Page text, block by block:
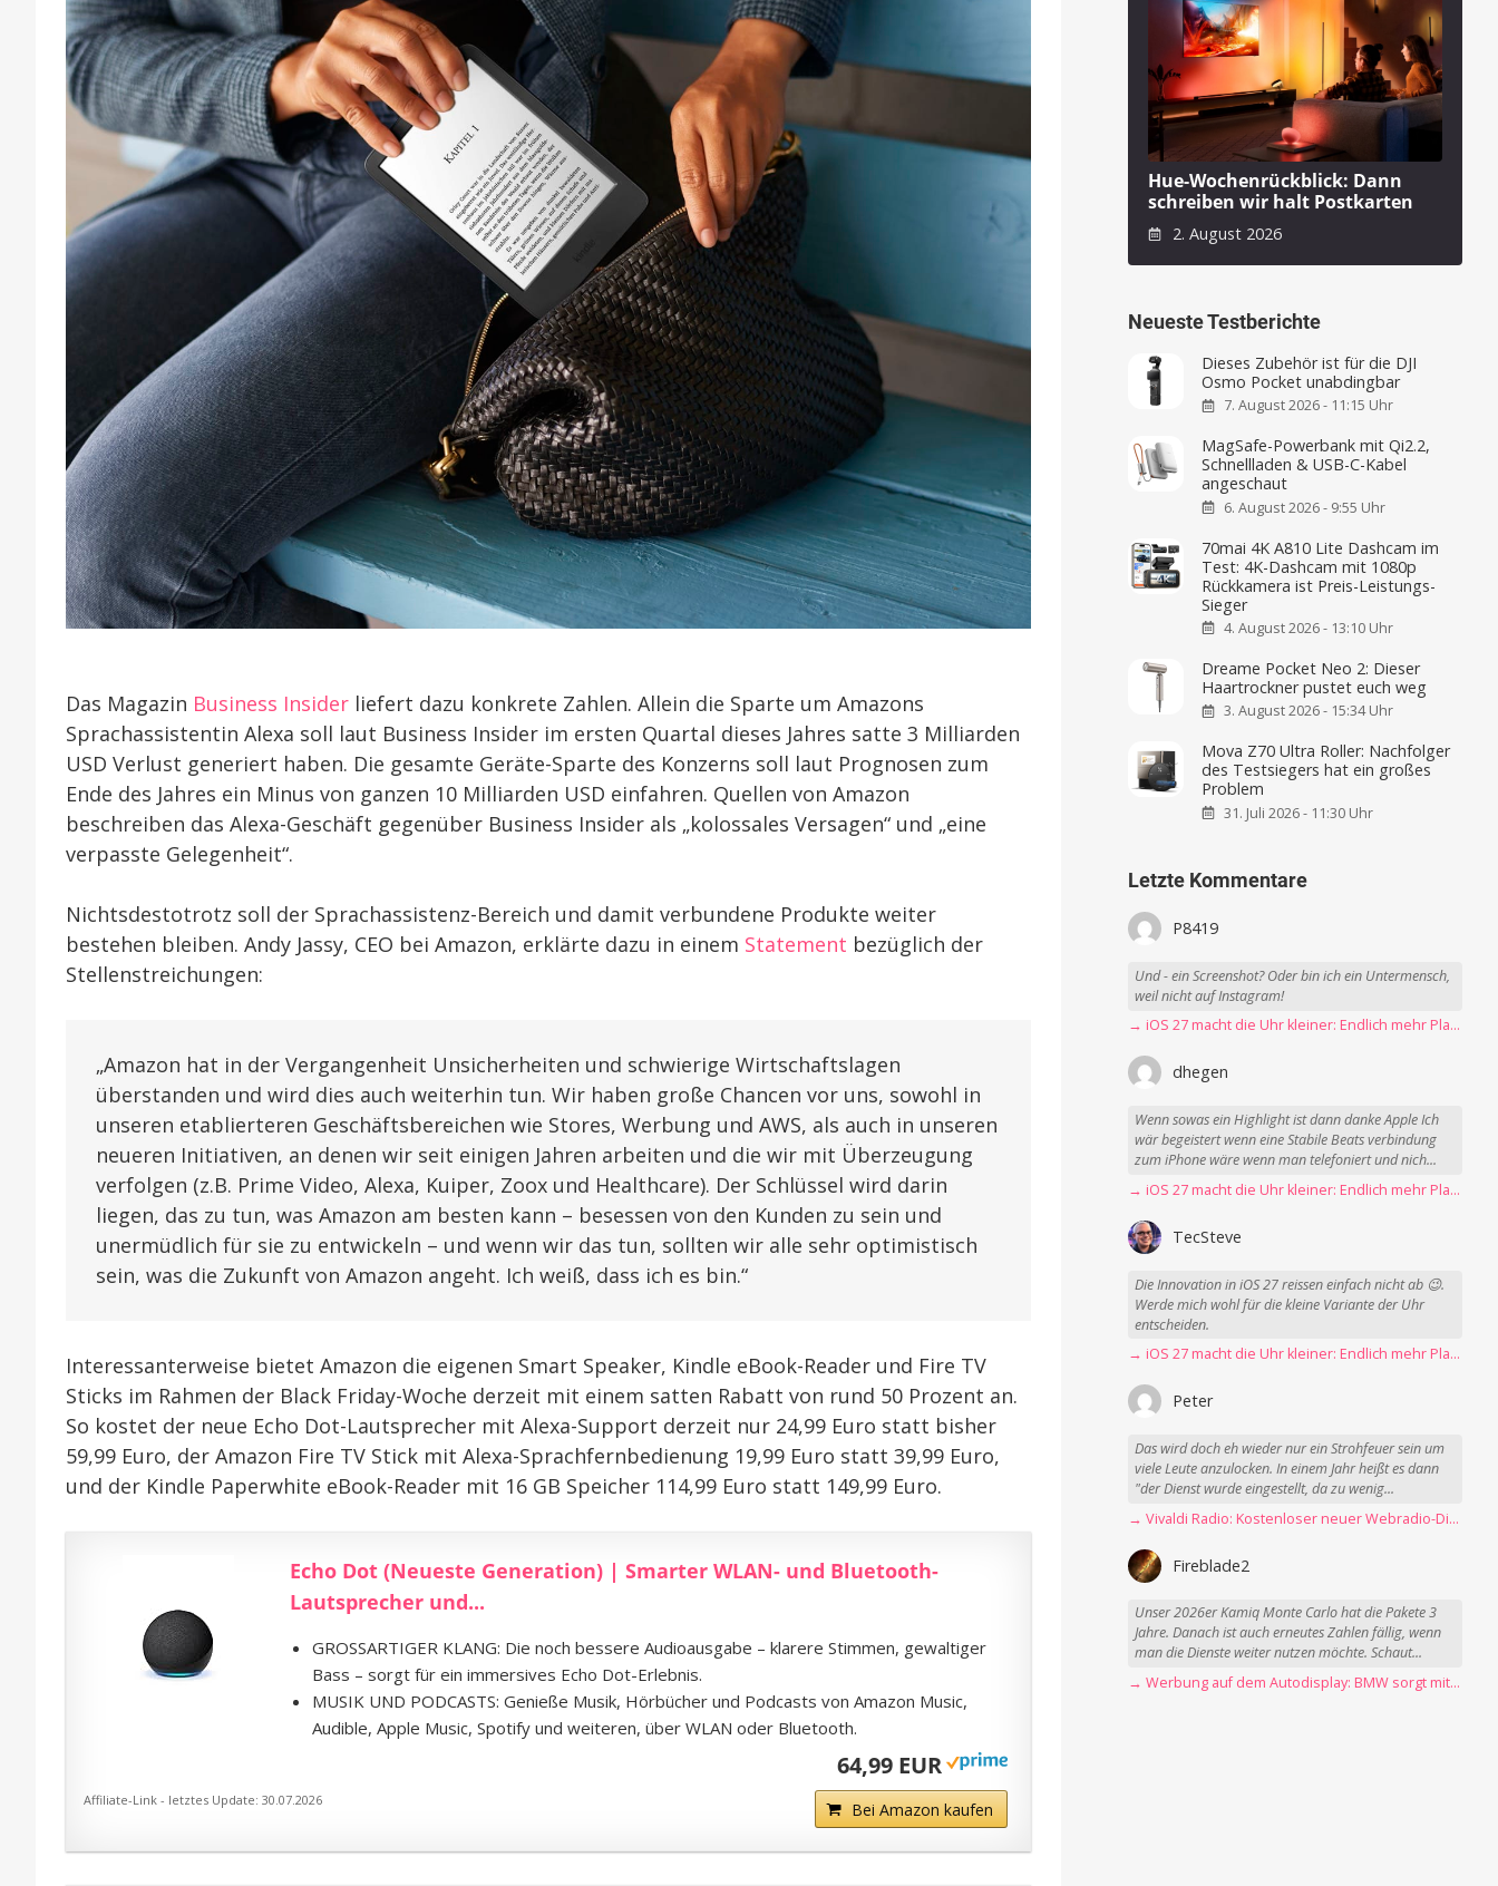
Das Magazin Business Insider liefert dazu konkrete Zahlen. Allein die Sparte um Amazons
Sprachassistentin Alexa soll laut Business Insider im ersten Quartal dieses Jahres satte 3 Milliarden
USD Verlust generiert haben. Die gesamte Geräte-Sparte des Konzerns soll laut Prognosen zum
Ende des Jahres ein Minus von ganzen 10 Milliarden USD einfahren. Quellen von Amazon
beschreiben das Alexa-Geschäft gegenüber Business Insider als „kolossales Versagen“ und „eine
verpasste Gelegenheit“.
Nichtsdestotrotz soll der Sprachassistenz-Bereich und damit verbundene Produkte weiter
bestehen bleiben. Andy Jassy, CEO bei Amazon, erklärte dazu in einem Statement bezüglich der
Stellenstreichungen:
„Amazon hat in der Vergangenheit Unsicherheiten und schwierige Wirtschaftslagen
überstanden und wird dies auch weiterhin tun. Wir haben große Chancen vor uns, sowohl in
unseren etablierteren Geschäftsbereichen wie Stores, Werbung und AWS, als auch in unseren
neueren Initiativen, an denen wir seit einigen Jahren arbeiten und die wir mit Überzeugung
verfolgen (z.B. Prime Video, Alexa, Kuiper, Zoox und Healthcare). Der Schlüssel wird darin
liegen, das zu tun, was Amazon am besten kann – besessen von den Kunden zu sein und
unermüdlich für sie zu entwickeln – und wenn wir das tun, sollten wir alle sehr optimistisch
sein, was die Zukunft von Amazon angeht. Ich weiß, dass ich es bin.“
Interessanterweise bietet Amazon die eigenen Smart Speaker, Kindle eBook-Reader und Fire TV
Sticks im Rahmen der Black Friday-Woche derzeit mit einem satten Rabatt von rund 50 Prozent an.
So kostet der neue Echo Dot-Lautsprecher mit Alexa-Support derzeit nur 24,99 Euro statt bisher
59,99 Euro, der Amazon Fire TV Stick mit Alexa-Sprachfernbedienung 19,99 Euro statt 39,99 Euro,
und der Kindle Paperwhite eBook-Reader mit 16 GB Speicher 114,99 Euro statt 149,99 Euro.
Echo Dot (Neueste Generation) | Smarter WLAN- und Bluetooth-
Lautsprecher und...
GROSSARTIGER KLANG: Die noch bessere Audioausgabe – klarere Stimmen, gewaltiger
Bass – sorgt für ein immersives Echo Dot-Erlebnis.
MUSIK UND PODCASTS: Genieße Musik, Hörbücher und Podcasts von Amazon Music,
Audible, Apple Music, Spotify und weiteren, über WLAN oder Bluetooth.
64,99 EUR
Bei Amazon kaufen
Affiliate-Link - letztes Update: 30.07.2026
Hue-Wochenrückblick: Dann
schreiben wir halt Postkarten
2. August 2026
Neueste Testberichte
Dieses Zubehör ist für die DJI
Osmo Pocket unabdingbar
7. August 2026 - 11:15 Uhr
MagSafe-Powerbank mit Qi2.2,
Schnellladen & USB-C-Kabel
angeschaut
6. August 2026 - 9:55 Uhr
70mai 4K A810 Lite Dashcam im
Test: 4K-Dashcam mit 1080p
Rückkamera ist Preis-Leistungs-
Sieger
4. August 2026 - 13:10 Uhr
Dreame Pocket Neo 2: Dieser
Haartrockner pustet euch weg
3. August 2026 - 15:34 Uhr
Mova Z70 Ultra Roller: Nachfolger
des Testsiegers hat ein großes
Problem
31. Juli 2026 - 11:30 Uhr
Letzte Kommentare
P8419
Und - ein Screenshot? Oder bin ich ein Untermensch,
weil nicht auf Instagram!
→ iOS 27 macht die Uhr kleiner: Endlich mehr Platz fürs Hintergrundbild
dhegen
Wenn sowas ein Highlight ist dann danke Apple Ich
wär begeistert wenn eine Stabile Beats verbindung
zum iPhone wäre wenn man telefoniert und nich...
→ iOS 27 macht die Uhr kleiner: Endlich mehr Platz fürs Hintergrundbild
TecSteve
Die Innovation in iOS 27 reissen einfach nicht ab 😉.
Werde mich wohl für die kleine Variante der Uhr
entscheiden.
→ iOS 27 macht die Uhr kleiner: Endlich mehr Platz fürs Hintergrundbild
Peter
Das wird doch eh wieder nur ein Strohfeuer sein um
viele Leute anzulocken. In einem Jahr heißt es dann
"der Dienst wurde eingestellt, da zu wenig...
→ Vivaldi Radio: Kostenloser neuer Webradio-Dienst mit Fokus auf Datenschutz
Fireblade2
Unser 2026er Kamiq Monte Carlo hat die Pakete 3
Jahre. Danach ist auch erneutes Zahlen fällig, wenn
man die Dienste weiter nutzen möchte. Schaut...
→ Werbung auf dem Autodisplay: BMW sorgt mit Spider-Man-Werbung für scharfe Kritik